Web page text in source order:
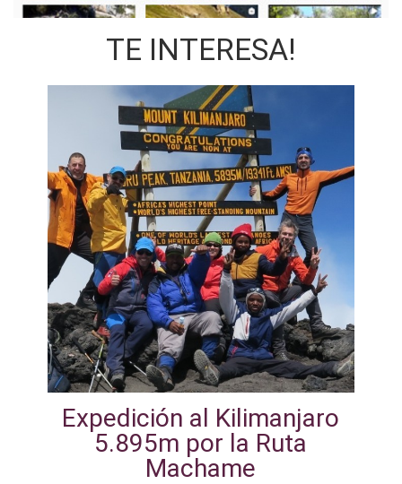
TE INTERESA!
Expedición al Kilimanjaro
5.895m por la Ruta
Machame